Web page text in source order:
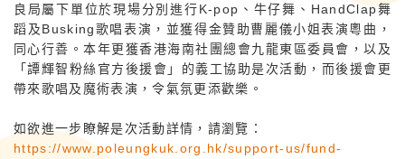
良局屬下單位於現場分別進行K-pop、牛仔舞、HandClap舞
蹈及Busking歌唱表演，並獲得金贊助曹麗儀小姐表演粵曲，
同心行善。本年更獲香港海南社團總會九龍東區委員會，以及
「譚輝智粉絲官方後援會」的義工協助是次活動，而後援會更
帶來歌唱及魔術表演，令氣氛更添歡樂。
如欲進一步瞭解是次活動詳情，請瀏覽：
https://www.poleungkuk.org.hk/support-us/fund-